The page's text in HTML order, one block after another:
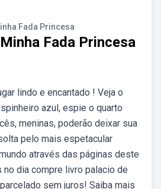
Fada Princesa
Fada Princesa
lindo e encantado ! Veja o
azul, espie o quarto
meninas, poderão deixar sua
pelo mais espetacular
através das páginas deste
dia compre livro palacio de
sem juros! Saiba mais